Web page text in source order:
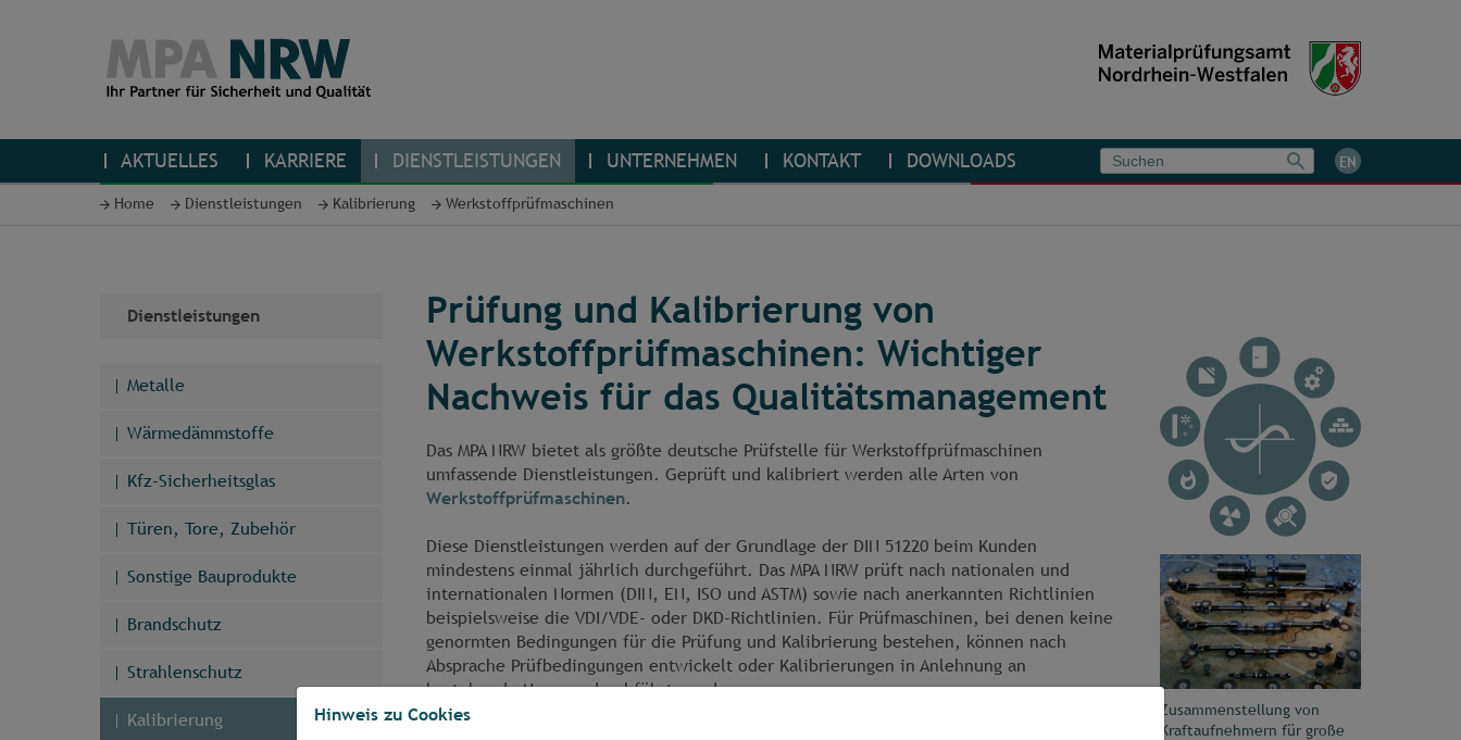
AKTUELLES KARRIERE DIENSTLEISTUNGEN UNTERNEHMEN KONTAKT DOWNLOADS EN
Home Dienstleistungen Kalibrierung Werkstoffprüfmaschinen
Dienstleistungen
Metalle
Wärmedämmstoffe
Kfz-Sicherheitsglas
Türen, Tore, Zubehör
Sonstige Bauprodukte
Brandschutz
Strahlenschutz
Kalibrierung
Prüfung und Kalibrierung von
Werkstoffprüfmaschinen: Wichtiger
Nachweis für das Qualitätsmanagement
Das MPA NRW bietet als größte deutsche Prüfstelle für Werkstoffprüfmaschinen
umfassende Dienstleistungen. Geprüft und kalibriert werden alle Arten von
Werkstoffprüfmaschinen.
Diese Dienstleistungen werden auf der Grundlage der DIN 51220 beim Kunden
mindestens einmal jährlich durchgeführt. Das MPA NRW prüft nach nationalen und
internationalen Normen (DIN, EN, ISO und ASTM) sowie nach anerkannten Richtlinien
beispielsweise die VDI/VDE- oder DKD-Richtlinien. Für Prüfmaschinen, bei denen keine
genormten Bedingungen für die Prüfung und Kalibrierung bestehen, können nach
Absprache Prüfbedingungen entwickelt oder Kalibrierungen in Anlehnung an
bestehende Normen durchführt werden.
Zusammenstellung von
Kraftaufnehmern für große
Hinweis zu Cookies